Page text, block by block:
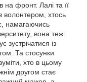
на фронт. Лалі та її
волонтером, хтось
намагаючись
вона теж
зустрічатися із
Та стосунки
хто в цьому
другом стає